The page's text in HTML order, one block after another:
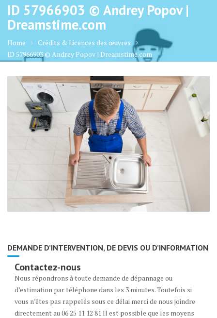
ID 57966903 © Andrey Popov |
Dreamstime.com
Home
Crédits & Licences des œuvres
ID 57966903 © Andrey Popov | Dreamstime.com
DEMANDE D’INTERVENTION, DE DEVIS OU D’INFORMATION
Contactez-nous
Nous répondrons à toute demande de dépannage ou
d’estimation par téléphone dans les 3 minutes. Toutefois si
vous n’êtes pas rappelés sous ce délai merci de nous joindre
directement au 06 25 11 12 81 Il est possible que les moyens